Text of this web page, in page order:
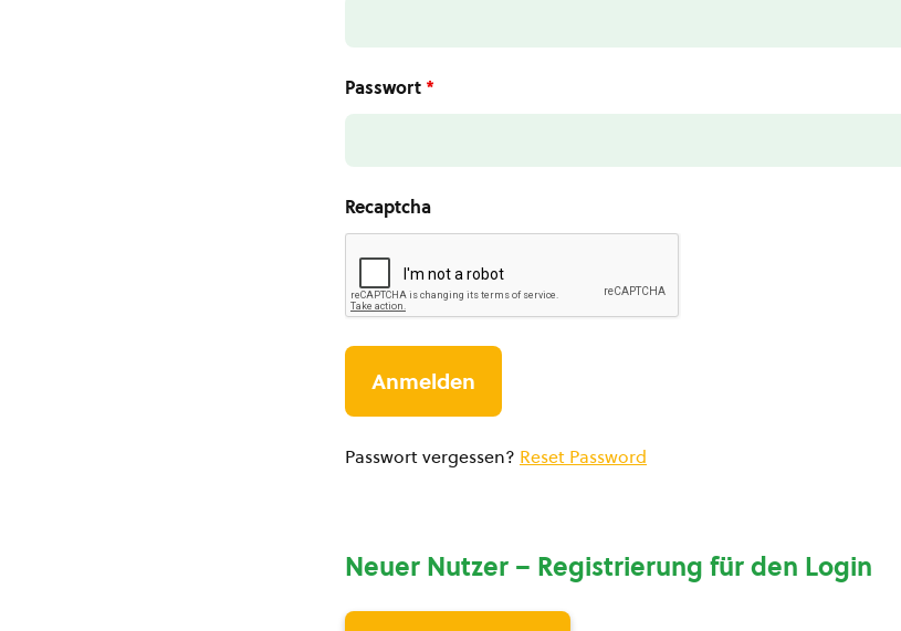
Passwort *
Recaptcha
Passwort vergessen? Reset Password
Neuer Nutzer – Registrierung für den Login